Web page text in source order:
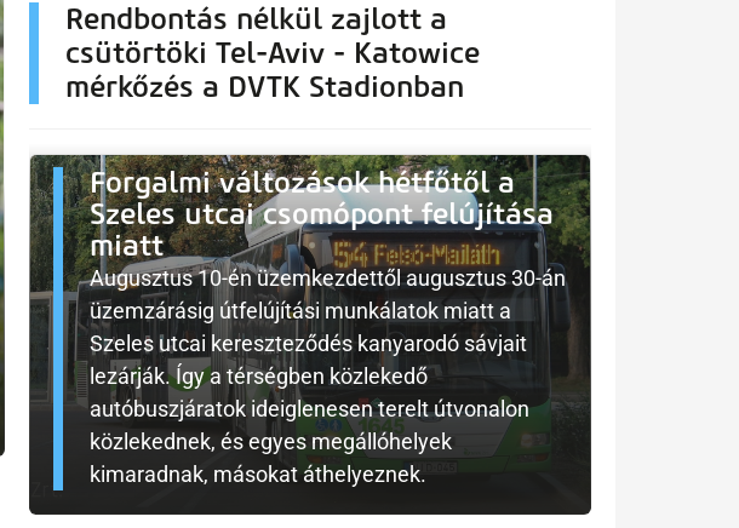
Rendbontás nélkül zajlott a
csütörtöki Tel-Aviv - Katowice
mérkőzés a DVTK Stadionban
Forgalmi változások hétfőtől a
Szeles utcai csomópont felújítása
miatt
Augusztus 10-én üzemkezdettől augusztus 30-án
üzemzárásig útfelújítási munkálatok miatt a
Szeles utcai kereszteződés kanyarodó sávjait
lezárják. Így a térségben közlekedő
autóbuszjáratok ideiglenesen terelt útvonalon
közlekednek, és egyes megállóhelyek
kimaradnak, másokat áthelyeznek.